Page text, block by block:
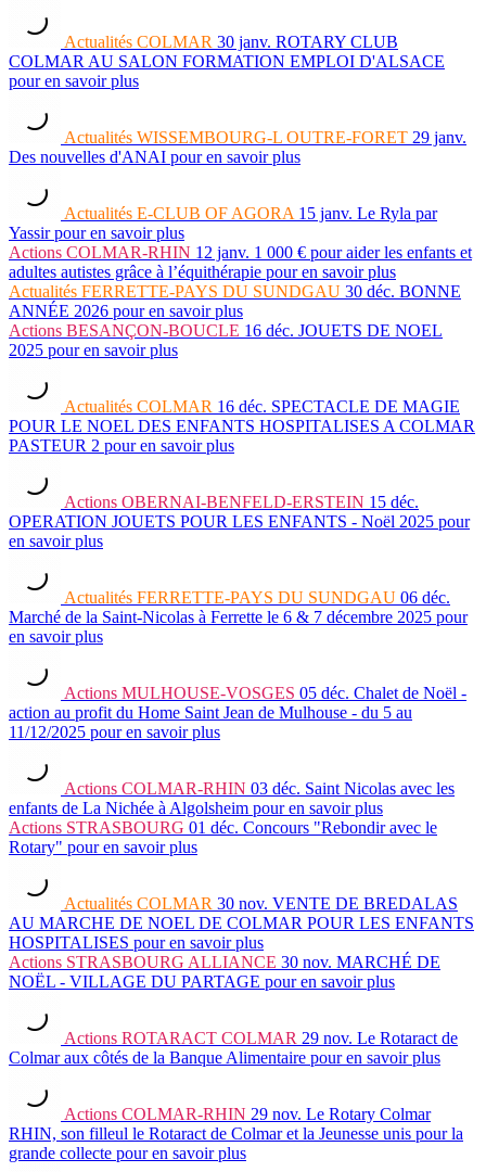
Actualités COLMAR 30 janv. ROTARY CLUB
COLMAR AU SALON FORMATION EMPLOI D'ALSACE
pour en savoir plus
Actualités WISSEMBOURG-L OUTRE-FORET 29 janv.
Des nouvelles d'ANAI pour en savoir plus
Actualités E-CLUB OF AGORA 15 janv. Le Ryla par
Yassir pour en savoir plus
Actions COLMAR-RHIN 12 janv. 1 000 € pour aider les enfants et
adultes autistes grâce à l’équithérapie pour en savoir plus
Actualités FERRETTE-PAYS DU SUNDGAU 30 déc. BONNE
ANNÉE 2026 pour en savoir plus
Actions BESANÇON-BOUCLE 16 déc. JOUETS DE NOEL
2025 pour en savoir plus
Actualités COLMAR 16 déc. SPECTACLE DE MAGIE
POUR LE NOEL DES ENFANTS HOSPITALISES A COLMAR
PASTEUR 2 pour en savoir plus
Actions OBERNAI-BENFELD-ERSTEIN 15 déc.
OPERATION JOUETS POUR LES ENFANTS - Noël 2025 pour
en savoir plus
Actualités FERRETTE-PAYS DU SUNDGAU 06 déc.
Marché de la Saint-Nicolas à Ferrette le 6 & 7 décembre 2025 pour
en savoir plus
Actions MULHOUSE-VOSGES 05 déc. Chalet de Noël -
action au profit du Home Saint Jean de Mulhouse - du 5 au
11/12/2025 pour en savoir plus
Actions COLMAR-RHIN 03 déc. Saint Nicolas avec les
enfants de La Nichée à Algolsheim pour en savoir plus
Actions STRASBOURG 01 déc. Concours "Rebondir avec le
Rotary" pour en savoir plus
Actualités COLMAR 30 nov. VENTE DE BREDALAS
AU MARCHE DE NOEL DE COLMAR POUR LES ENFANTS
HOSPITALISES pour en savoir plus
Actions STRASBOURG ALLIANCE 30 nov. MARCHÉ DE
NOËL - VILLAGE DU PARTAGE pour en savoir plus
Actions ROTARACT COLMAR 29 nov. Le Rotaract de
Colmar aux côtés de la Banque Alimentaire pour en savoir plus
Actions COLMAR-RHIN 29 nov. Le Rotary Colmar
RHIN, son filleul le Rotaract de Colmar et la Jeunesse unis pour la
grande collecte pour en savoir plus